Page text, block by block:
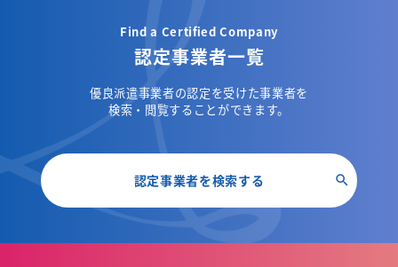
Find a Certified Company
認定事業者一覧
優良派遣事業者の認定を受けた事業者を
検索・閲覧することができます。
認定事業者を検索する